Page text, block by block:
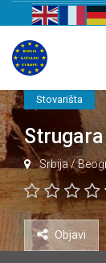
Stovarišta
Srbija/
Objavi